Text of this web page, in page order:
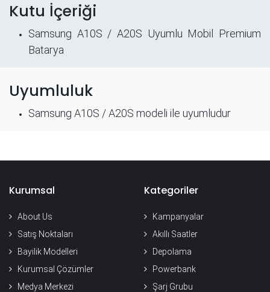
Kutu İçeriği
Samsung A10S / A20S Uyumlu Mobil Premium
Batarya
Uyumluluk
Samsung A10S / A20S modeli ile uyumludur
Kurumsal
About Us
Satış Noktaları
Bayilik Modelleri
Kurumsal Çözümler
Medya Merkezi
Kategoriler
Kampanyalar
Akıllı Saatler
Depolama
Powerbank
Şarj Grubu